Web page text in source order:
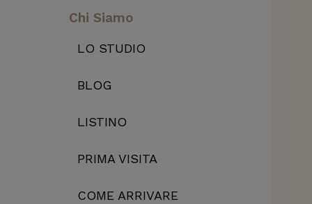
Chi Siamo
LO STUDIO
BLOG
LISTINO
PRIMA VISITA
COME ARRIVARE